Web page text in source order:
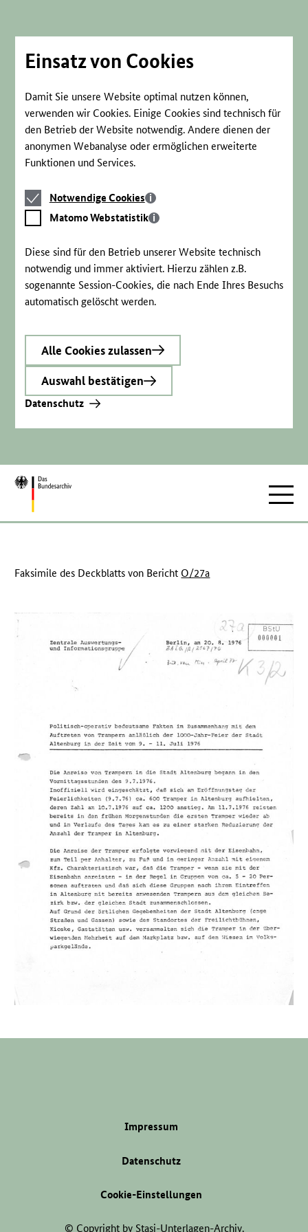
Einsatz von Cookies
Damit Sie unsere Website optimal nutzen können,
verwenden wir Cookies. Einige Cookies sind technisch für
den Betrieb der Website notwendig. Andere dienen der
anonymen Webanalyse oder ermöglichen erweiterte
Funktionen und Services.
Notwendige
Cookies
Notwendige Cookies
Matomo
Webstatistik
Matomo Webstatistik
Diese sind für den Betrieb unserer Website technisch
notwendig und immer aktiviert. Hierzu zählen z.B.
sogenannte Session-Cookies, die nach Ende Ihres Besuchs
automatisch gelöscht werden.
Alle Cookies zulassen
Auswahl bestätigen
Datenschutz
Zur
Faksimile des Deckblatts von Bericht O/27a
Impressum
Datenschutz
Cookie-Einstellungen
© Copyright by Stasi-Unterlagen-Archiv.